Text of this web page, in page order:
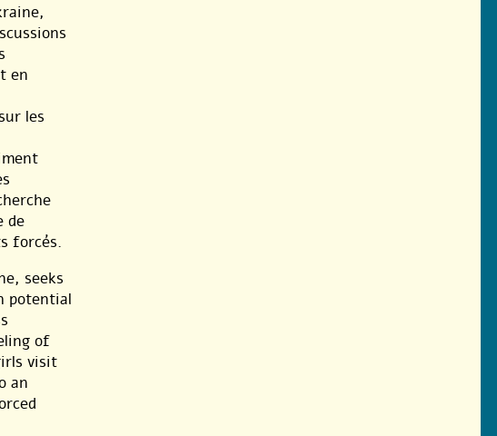
en
les
de
forcés.
seeks
potential
of
visit
an